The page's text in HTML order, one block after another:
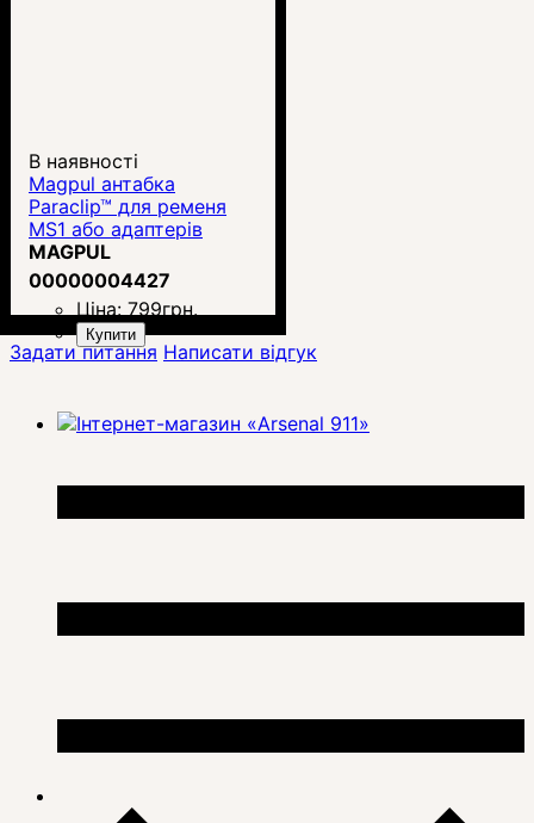
В наявності
Magpul антабка
Paraclip™ для ременя
MS1 або адаптерів
(MAG541)
MAGPUL
00000004427
Ціна: 799грн.
Купити
Задати питання Написати відгук